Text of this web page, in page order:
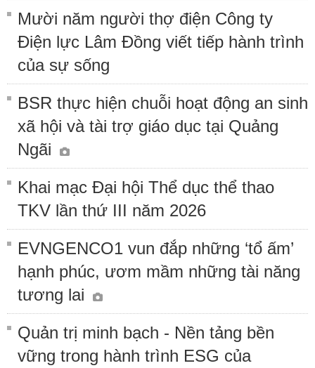
Mười năm người thợ điện Công ty
Điện lực Lâm Đồng viết tiếp hành trình
của sự sống
BSR thực hiện chuỗi hoạt động an sinh
xã hội và tài trợ giáo dục tại Quảng
Ngãi
Khai mạc Đại hội Thể dục thể thao
TKV lần thứ III năm 2026
EVNGENCO1 vun đắp những ‘tổ ấm’
hạnh phúc, ươm mầm những tài năng
tương lai
Quản trị minh bạch - Nền tảng bền
vững trong hành trình ESG của